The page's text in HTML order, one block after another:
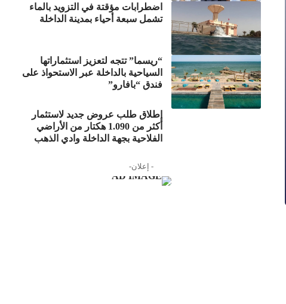
اضطرابات مؤقتة في التزويد بالماء
تشمل سبعة أحياء بمدينة الداخلة
“ريسما” تتجه لتعزيز استثماراتها
السياحية بالداخلة عبر الاستحواذ على
فندق “بافارو”
إطلاق طلب عروض جديد لاستثمار
أكثر من 1.090 هكتار من الأراضي
الفلاحية بجهة الداخلة وادي الذهب
- إعلان-